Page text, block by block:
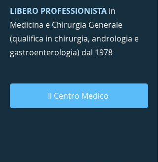
LIBERO PROFESSIONISTA in
Medicina e Chirurgia Generale
(qualifica in chirurgia, andrologia e
gastroenterologia) dal 1978
Il Centro Medico